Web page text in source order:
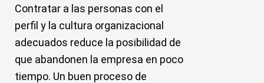
Contratar a las personas con el
perfil y la cultura organizacional
adecuados reduce la posibilidad de
que abandonen la empresa en poco
tiempo. Un buen proceso de